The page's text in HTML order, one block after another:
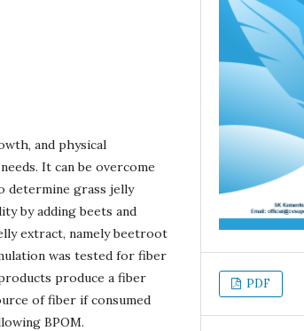
and physical
It can be overcome
determine grass jelly
by adding beets and
extract, namely beetroot
was tested for fiber
produce a fiber
of fiber if consumed
BPOM.
PDF